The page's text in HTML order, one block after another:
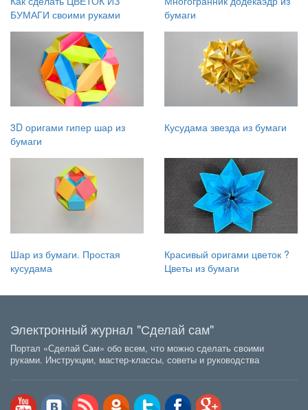
БУМАГИ своими руками
бумаги
3D оригами гипер шар из
бумаги
Кусудама звезда из бумаги
Шар из бумаги. Простая
кусудама
Красивый оригами цветок ?
Цветы из бумаги
Электронный журнал "Сделай сам"
Портал «Сделай Сам» обо всем, что можно сделать своими
руками. Инструкции, мастер-классы, советы и руководства